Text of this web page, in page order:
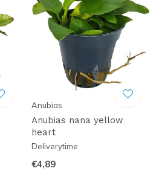
Anubias
Anubias nana yellow
heart
Deliverytime
€4,89